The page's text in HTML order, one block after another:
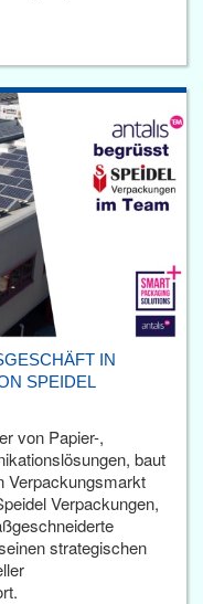
IN
SPEIDEL
von Papier-,
baut
Verpackungsmarkt
Verpackungen,
strategischen